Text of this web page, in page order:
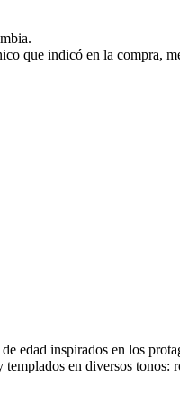
que indicó en la compra,
edad inspirados en los
en diversos